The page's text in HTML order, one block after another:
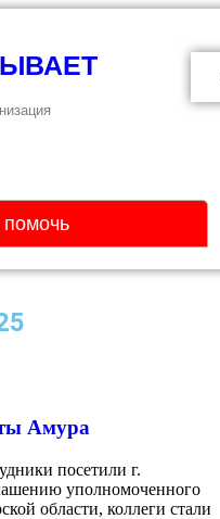
помочь
Амура
посетили г.
уполномоченного
области, коллеги стали